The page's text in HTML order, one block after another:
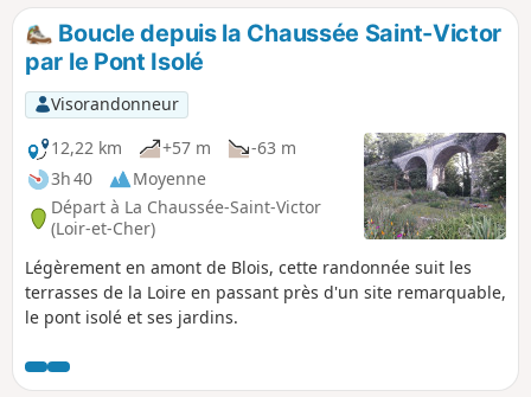
Boucle depuis la Chaussée Saint-Victor
par le Pont Isolé
Visorandonneur
12,22 km
+57 m
-63 m
3h 40
Moyenne
Départ à La Chaussée-Saint-Victor
(Loir-et-Cher)
Légèrement en amont de Blois, cette randonnée suit les
terrasses de la Loire en passant près d'un site remarquable,
le pont isolé et ses jardins.